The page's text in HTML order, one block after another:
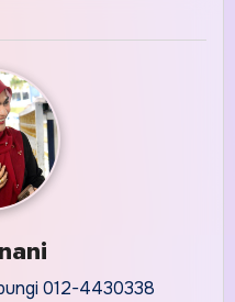
012-4430338